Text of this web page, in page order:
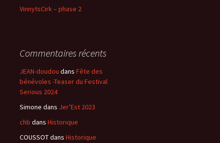
VinnytsCirk – phase 2
Commentaires récents
JEAN-doudou dans Fête des
bénévoles -Teaser du Festival
Serious 2024
Simone dans Jer’Est 2023
chb dans Historique
COUSSOTdans Historique